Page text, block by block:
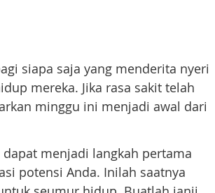
siapa saja yang menderita nyeri
mereka. Jika rasa sakit telah
minggu ini menjadi awal dari
menjadi langkah pertama
potensi Anda. Inilah saatnya